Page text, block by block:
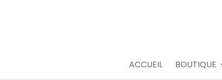
ACCUEIL BOUTIQUE